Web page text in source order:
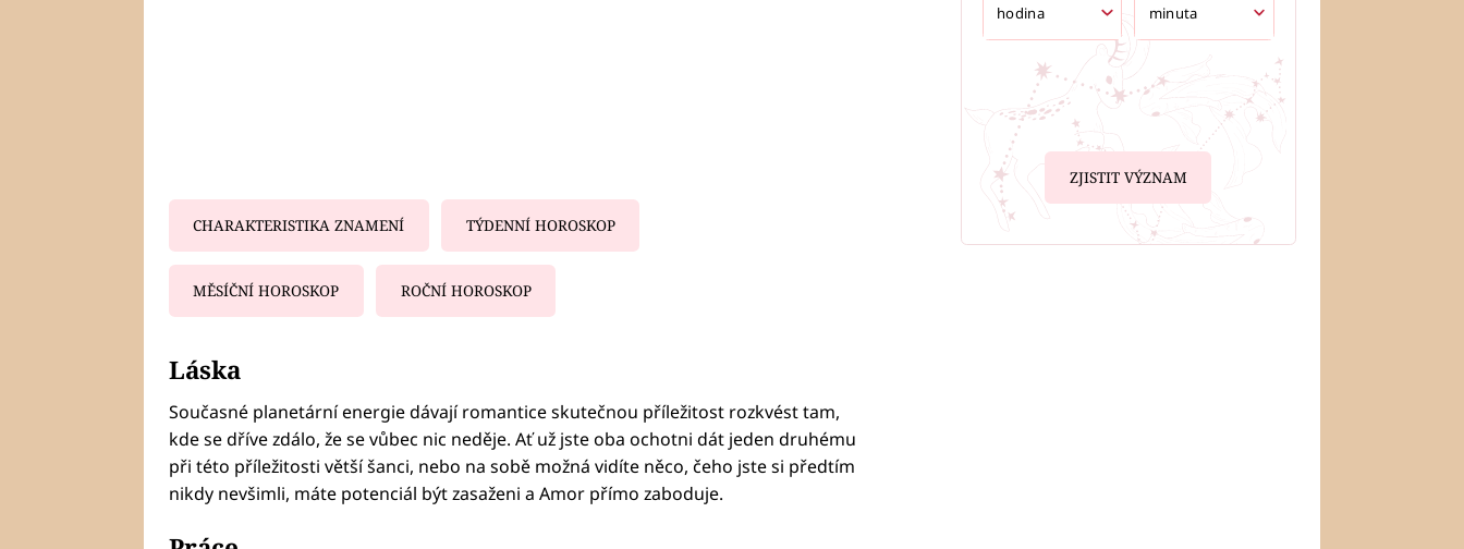
CHARAKTERISTIKA ZNAMENÍ TÝDENNÍ HOROSKOP
MĚSÍČNÍ HOROSKOP ROČNÍ HOROSKOP
Láska
Současné planetární energie dávají romantice skutečnou příležitost rozkvést tam,
kde se dříve zdálo, že se vůbec nic neděje. Ať už jste oba ochotni dát jeden druhému
při této příležitosti větší šanci, nebo na sobě možná vidíte něco, čeho jste si předtím
nikdy nevšimli, máte potenciál být zasaženi a Amor přímo zaboduje.
ZJISTIT VÝZNAM